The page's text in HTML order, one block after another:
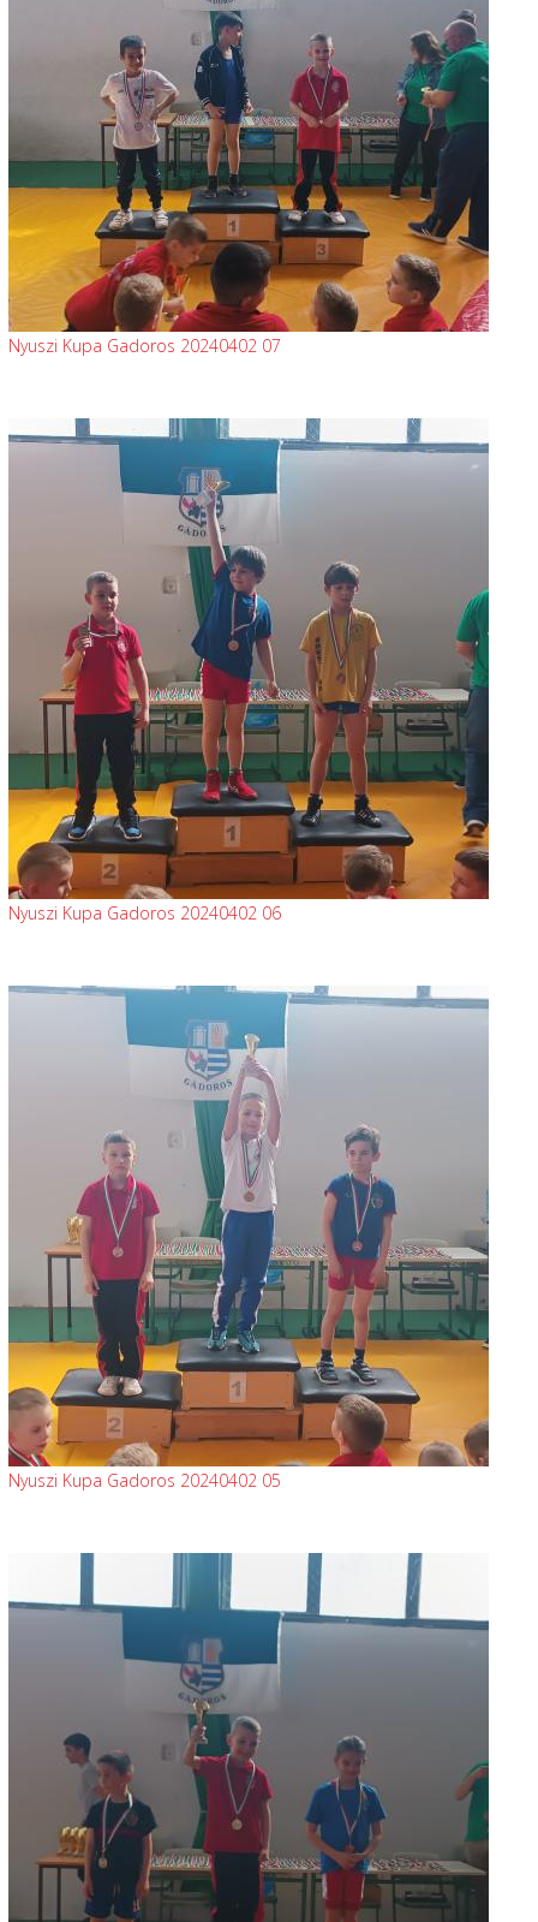
Nyuszi Kupa Gadoros 20240402 07
Nyuszi Kupa Gadoros 20240402 06
Nyuszi Kupa Gadoros 20240402 05